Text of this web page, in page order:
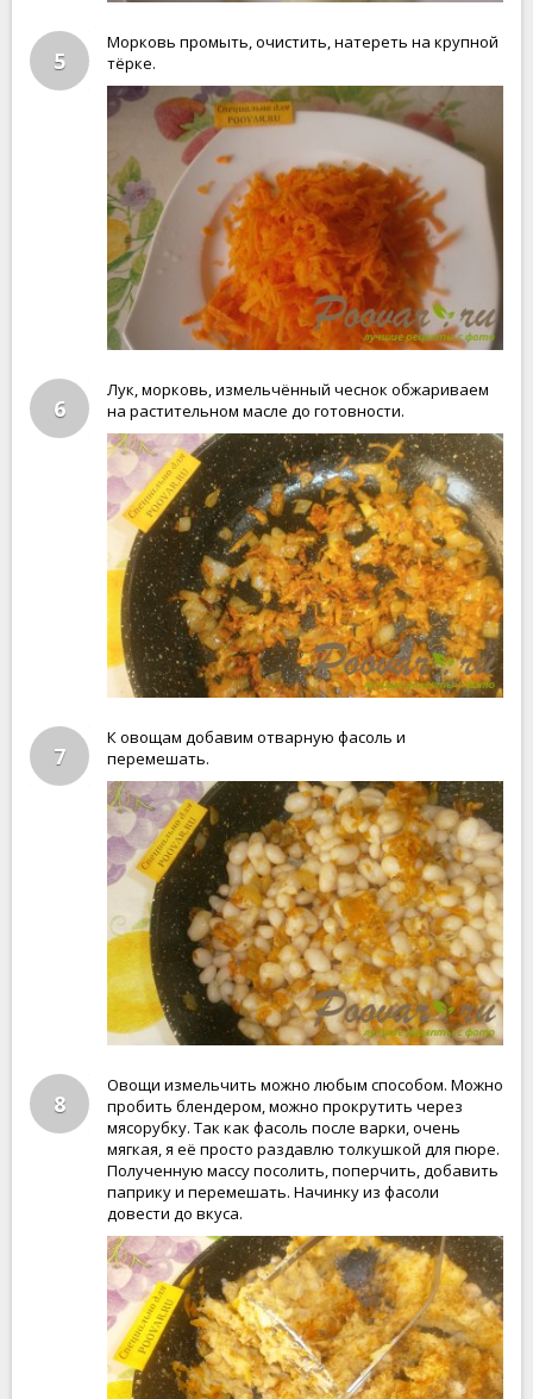
5
Морковь промыть, очистить, натереть на крупной
тёрке.
6
Лук, морковь, измельчённый чеснок обжариваем
на растительном масле до готовности.
7
К овощам добавим отварную фасоль и
перемешать.
8
Овощи измельчить можно любым способом. Можно
пробить блендером, можно прокрутить через
мясорубку. Так как фасоль после варки, очень
мягкая, я её просто раздавлю толкушкой для пюре.
Полученную массу посолить, поперчить, добавить
паприку и перемешать. Начинку из фасоли
довести до вкуса.